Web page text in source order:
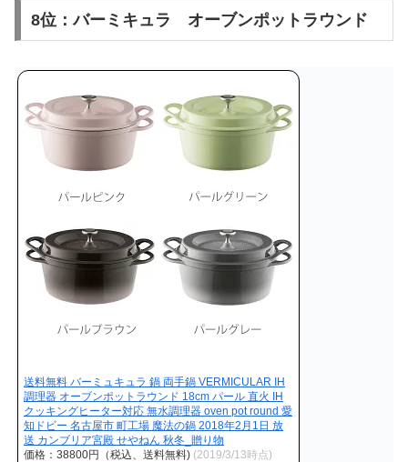
8位：バーミキュラ オーブンポットラウンド
送料無料 バーミュキュラ 鍋 両手鍋 VERMICULAR IH
調理器 オーブンポットラウンド 18cm パール 直火 IH
クッキングヒーター対応 無水調理器 oven pot round 愛
知ドビー 名古屋市 町工場 魔法の鍋 2018年2月1日 放
送 カンブリア宮殿 せやねん 秋冬_贈り物
価格：38800円（税込、送料無料) (2019/3/13時点)